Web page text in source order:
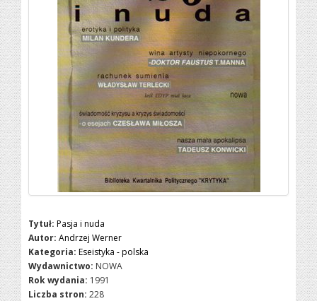
Tytuł: Pasja i nuda
Autor: Andrzej Werner
Kategoria: Eseistyka - polska
Wydawnictwo: NOWA
Rok wydania: 1991
Liczba stron: 228